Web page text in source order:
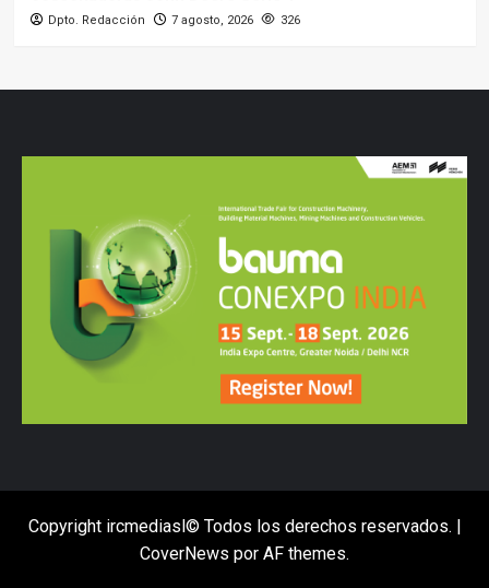
Dpto. Redacción 7 agosto, 2026 326
Copyright ircmediasl© Todos los derechos reservados. |
CoverNews por AF themes.